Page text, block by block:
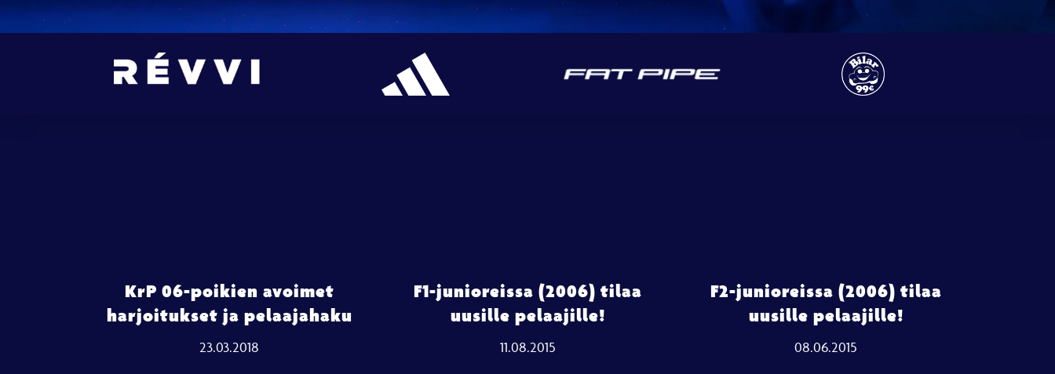
KrP 06-poikien avoimet
harjoitukset ja pelaajahaku
23.03.2018
F1-junioreissa (2006) tilaa
uusille pelaajille!
11.08.2015
F2-junioreissa (2006) tilaa
uusille pelaajille!
08.06.2015